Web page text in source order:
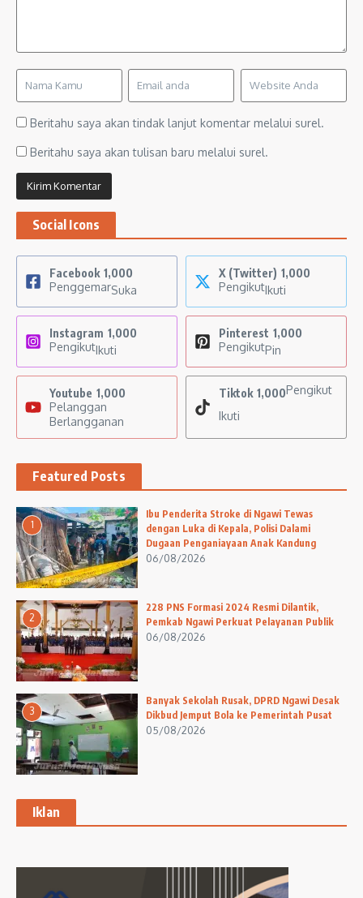
Beritahu saya akan tindak lanjut komentar melalui surel.
Beritahu saya akan tulisan baru melalui surel.
Social Icons
Facebook 1,000
PenggemarSuka
X (Twitter) 1,000
PengikutIkuti
Instagram 1,000
PengikutIkuti
Pinterest 1,000
PengikutPin
Youtube 1,000
Pelanggan
Berlangganan
Tiktok 1,000Pengikut
Ikuti
Featured Posts
1
Ibu Penderita Stroke di Ngawi Tewas
dengan Luka di Kepala, Polisi Dalami
Dugaan Penganiayaan Anak Kandung
06/08/2026
2
228 PNS Formasi 2024 Resmi Dilantik,
Pemkab Ngawi Perkuat Pelayanan Publik
06/08/2026
3
Banyak Sekolah Rusak, DPRD Ngawi Desak
Dikbud Jemput Bola ke Pemerintah Pusat
05/08/2026
Iklan